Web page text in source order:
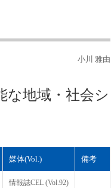
小川 雅由
な地域・社会シ
媒体(Vol.) 備考
情報誌CEL (Vol.92)